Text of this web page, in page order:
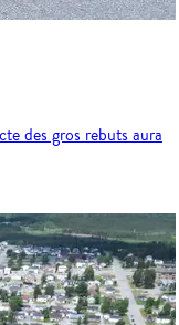
des gros rebuts aura